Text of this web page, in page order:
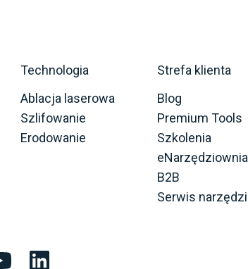
Technologia
Ablacja laserowa
Szlifowanie
Erodowanie
Strefa klienta
Blog
Premium Tools
Szkolenia
eNarzędziownia
B2B
Serwis narzędzi